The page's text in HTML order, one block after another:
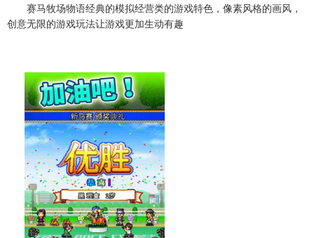
赛马牧场物语经典的模拟经营类的游戏特色，像素风格的画风，
创意无限的游戏玩法让游戏更加生动有趣